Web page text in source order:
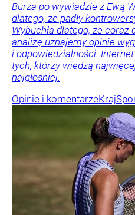
Burza po wywiadzie z Ewą
dlatego, że padły
Wybuchła dlatego, że
analizę uznajemy opinie
i odpowiedzialności.
tych, którzy wiedzą
najgłośniej.
Opinie i komentarzeKraj